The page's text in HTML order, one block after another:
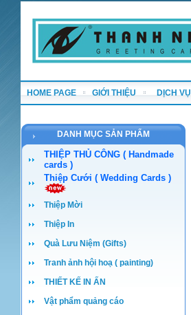
HOME PAGE GIỚI THIỆU DỊCH VỤ
DANH MỤC SẢN PHẨM
THIỆP THỦ CÔNG ( Handmade
cards )
Thiệp Cưới ( Wedding Cards )
Thiệp Mời
Thiệp In
Quà Lưu Niệm (Gifts)
Tranh ảnh hội hoạ ( painting)
THIẾT KẾ IN ẤN
Vật phẩm quảng cáo